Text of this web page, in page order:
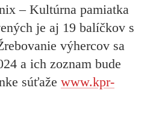
– Kultúrna pamiatka
je aj 19 balíčkov s
výhercov sa
a ich zoznam bude
súťaže www.kpr-